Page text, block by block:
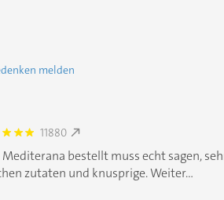
melden
11880
Mediterana bestellt muss echt sagen,
zutaten und knusprige. Weiter...